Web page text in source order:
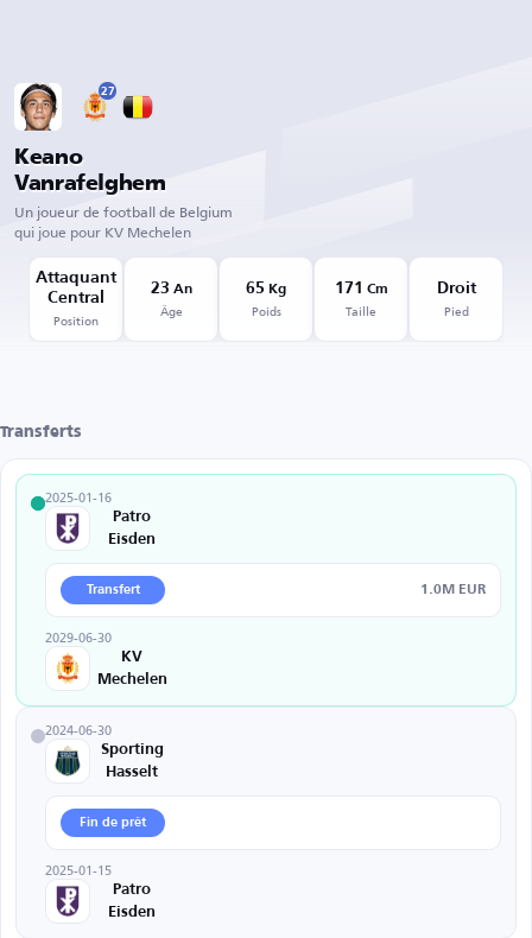
27
Keano
Vanrafelghem
Un joueur de football de Belgium
qui joue pour KV Mechelen
Attaquant
Central
Position
23 An
Âge
65 Kg
Poids
171 Cm
Taille
Droit
Pied
Transferts
2025-01-16
Patro
Eisden
Transfert 1.0M EUR
2029-06-30
KV
Mechelen
2024-06-30
Sporting
Hasselt
Fin de prêt
2025-01-15
Patro
Eisden